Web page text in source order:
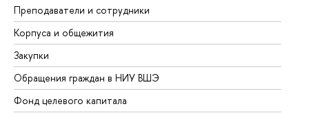
Преподаватели и сотрудники
Корпуса и общежития
Закупки
Обращения граждан в НИУ ВШЭ
Фонд целевого капитала